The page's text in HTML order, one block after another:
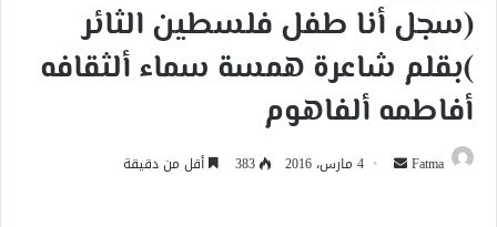
(سجل أنا طفل فلسطين الثائر
)بقلم شاعرة همسة سماء ألثقافه
أفاطمه ألفاهوم
Fatma
أرسل 4 مارس، 2016 383 أقل من دقيقة